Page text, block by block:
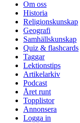
Om oss
Historia
Religionskunskap
Geografi
Samhällskunskap
Quiz & flashcards
Taggar
Lektionstips
Artikelarkiv
Podcast
Året runt
Topplistor
Annonsera
Logga in